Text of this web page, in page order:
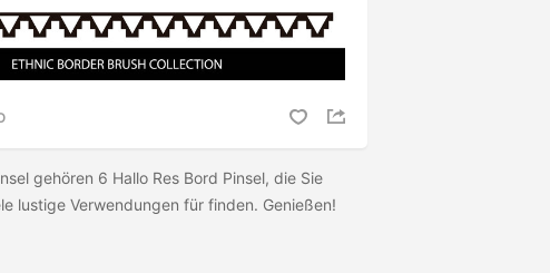
gehören 6 Hallo Res Bord Pinsel, die Sie
lustige Verwendungen für finden. Genießen!